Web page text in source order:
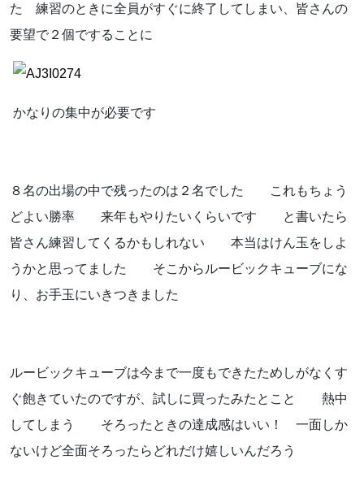
た 練習のときに全員がすぐに終了してしまい、皆さんの
要望で２個ですることに
かなりの集中が必要です
８名の出場の中で残ったのは２名でした これもちょう
どよい勝率 来年もやりたいくらいです と書いたら
皆さん練習してくるかもしれない 本当はけん玉をしよ
うかと思ってました そこからルービックキューブにな
り、お手玉にいきつきました
ルービックキューブは今まで一度もできたためしがなくす
ぐ飽きていたのですが、試しに買ったみたとこと 熱中
してしまう そろったときの達成感はいい！ 一面しか
ないけど全面そろったらどれだけ嬉しいんだろう